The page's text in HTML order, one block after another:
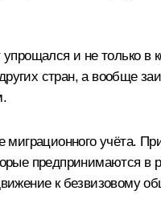
и не только в
стран, а вообще
учёта.
предпринимаются в
к безвизовому